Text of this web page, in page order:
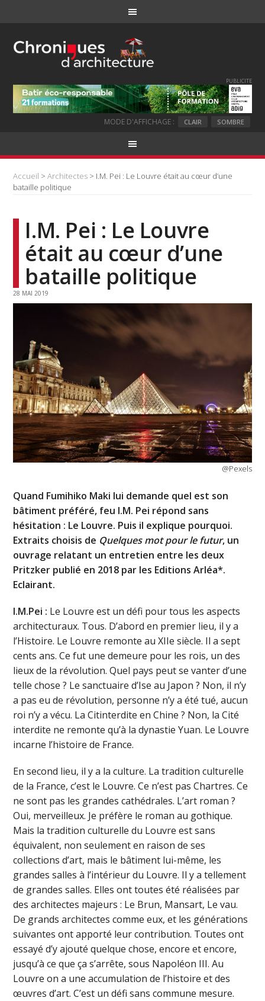
PUBLICITE
MODE D'AFFICHAGE : CLAIR SOMBRE
Accueil >Architectes > I.M. Pei : Le Louvre était au cœur d’une
bataille politique
I.M. Pei : Le Louvre
était au cœur d’une
bataille politique
28 MAI 2019
@Pexels
Quand Fumihiko Maki lui demande quel est son
bâtiment préféré, feu I.M. Pei répond sans
hésitation : Le Louvre. Puis il explique pourquoi.
Extraits choisis de Quelques mot pour le futur, un
ouvrage relatant un entretien entre les deux
Pritzker publié en 2018 par les Editions Arléa*.
Eclairant.
I.M.Pei : Le Louvre est un défi pour tous les aspects
architecturaux. Tous. D’abord en premier lieu, il y a
l’Histoire. Le Louvre remonte au XIIe siècle. Il a sept
cents ans. Ce fut une demeure pour les rois, un des
lieux de la révolution. Quel pays peut se vanter d’une
telle chose ? Le sanctuaire d’Ise au Japon ? Non, il n’y
a pas eu de révolution, personne n’y a été tué, aucun
roi n’y a vécu. La Citinterdite en Chine ? Non, la Cité
interdite ne remonte qu’à la dynastie Yuan. Le Louvre
incarne l’histoire de France.
En second lieu, il y a la culture. La tradition culturelle
de la France, c’est le Louvre. Ce n’est pas Chartres. Ce
ne sont pas les grandes cathédrales. L’art roman ?
Oui, merveilleux. Je préfère le roman au gothique.
Mais la tradition culturelle du Louvre est sans
équivalent, non seulement en raison de ses
collections d’art, mais le bâtiment lui-même, les
grandes salles à l’intérieur du Louvre. Il y a tellement
de grandes salles. Elles ont toutes été réalisées par
des architectes majeurs : Le Brun, Mansart, Le vau.
De grands architectes comme eux, et les générations
suivantes ont apporté leur contribution. Toutes ont
essayé d’y ajouté quelque chose, encore et encore,
jusqu’à ce que ça s’arrête, sous Napoléon III. Au
Louvre on a une accumulation de l’histoire et des
œuvres d’art. C’est un défi sans commune mesure.